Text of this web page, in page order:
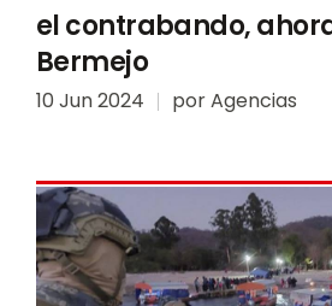
el contrabando,
Bermejo
10 Jun 2024 porAgencias